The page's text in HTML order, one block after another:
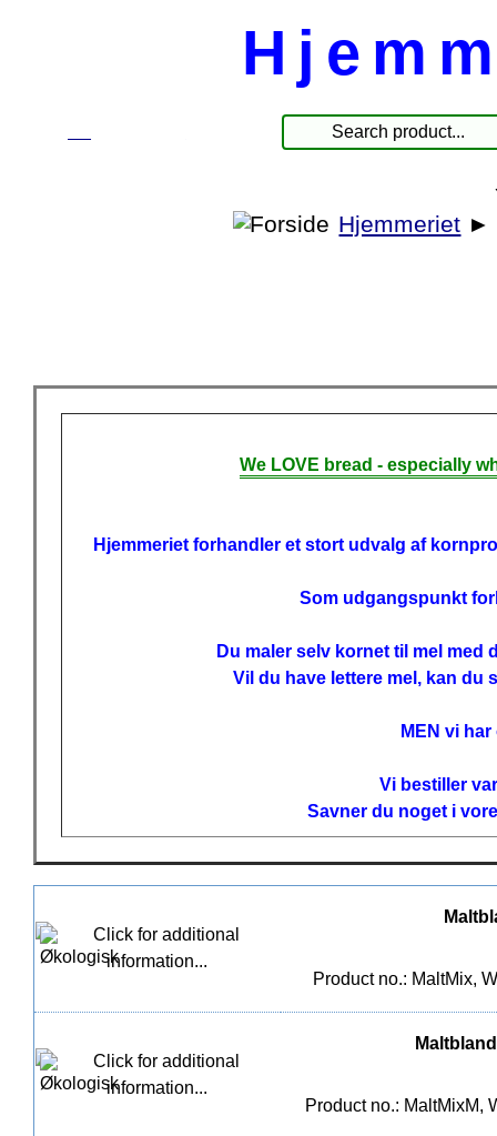
Hjemmeriet ►
We LOVE bread - especially
Hjemmeriet forhandler et stort udvalg af
Som udgangspunkt
Du maler selv kornet til mel med
Vil du have lettere mel, kan du
MEN vi
Vi bestiller
Savner du noget i
Product no.: MaltMix,
Product no.: MaltMixM,